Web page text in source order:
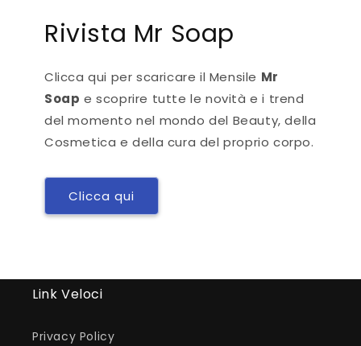
Rivista Mr Soap
Clicca qui per scaricare il Mensile Mr
Soap e scoprire tutte le novità e i trend
del momento nel mondo del Beauty, della
Cosmetica e della cura del proprio corpo.
Clicca qui
Link Veloci
Privacy Policy